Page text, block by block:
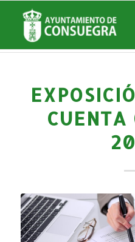
Noticias
Usted está aquí: Inicio / Noticias
Economía y Hacienda / Exposición
CUENTA